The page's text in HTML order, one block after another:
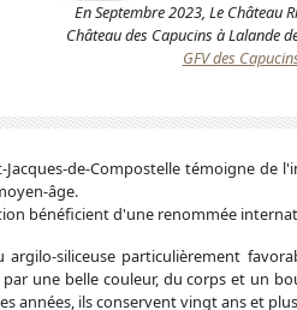
En Septembre 2023, Le Château
Château des Capucins à Lalande
GFV des
de-Compostelle témoigne de
âge.
bénéficient d'une renommée
siliceuse particulièrement
une belle couleur, du corps et un
années, ils conservent vingt ans et